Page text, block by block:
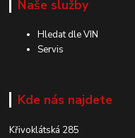
Naše služby
Hledat dle VIN
Servis
Kde nás najdete
Křivoklátská 285